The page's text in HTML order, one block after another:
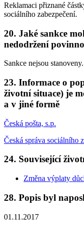
Reklamaci přiznané
sociálního zabezpečení.
20. Jaké sankce
nedodržení
Sankce nejsou stanoveny.
23. Informace o
životní situace) je
a v jiné formě
Česká pošta, s.p.
Česká správa sociálního
24. Související
Změna výplaty
28. Popis byl
01.11.2017